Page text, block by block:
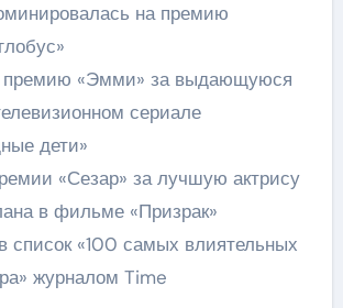
на премию
премию «Эмми» за выдающуюся
сериале
дети»
«Сезар» за лучшую актрису
в фильме «Призрак»
список «100 самых влиятельных
журналом Time